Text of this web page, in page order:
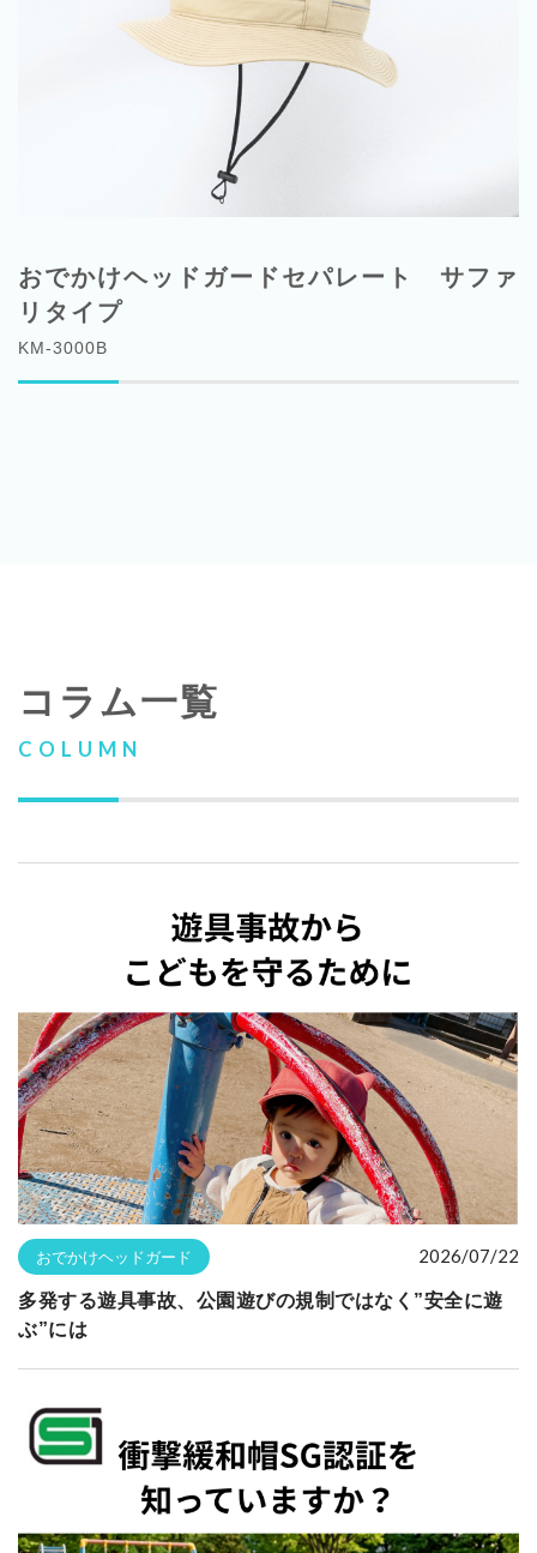
おでかけヘッドガードセパレート サファ
リタイプ
KM-3000B
コラム一覧
COLUMN
おでかけヘッドガード 2026/07/22
多発する遊具事故、公園遊びの規制ではなく”安全に遊
ぶ”には